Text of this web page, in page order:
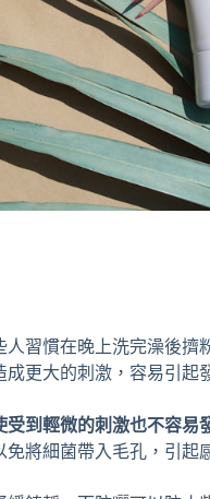
習慣在晚上洗完澡後擠
更大的刺激，容易引起
到輕微的刺激也不容易
將細菌帶入毛孔，引起